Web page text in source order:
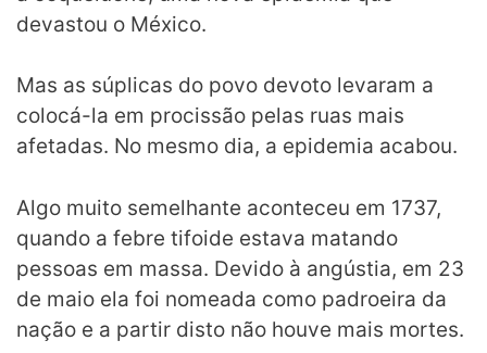
devastou o México.
Mas as súplicas do povo devoto levaram a
colocá-la em procissão pelas ruas mais
afetadas. No mesmo dia, a epidemia acabou.
Algo muito semelhante aconteceu em 1737,
quando a febre tifoide estava matando
pessoas em massa. Devido à angústia, em 23
de maio ela foi nomeada como padroeira da
nação e a partir disto não houve mais mortes.